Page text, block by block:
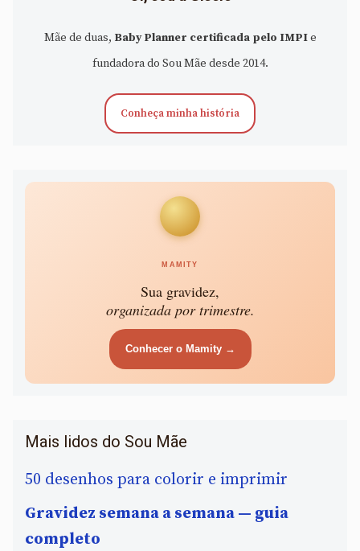
Mãe de duas, Baby Planner certificada pelo IMPIe
fundadora do Sou Mãe desde 2014.
Conheça minha história
MAMITY
Sua gravidez,
organizada por trimestre.
Conhecer o Mamity →
Mais lidos do Sou Mãe
50 desenhos para colorir e imprimir
Gravidez semana a semana — guia
completo